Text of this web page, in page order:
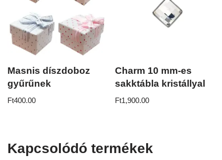
Masnis díszdoboz
gyűrűnek
Ft400.00
Charm 10 mm-es
sakktábla kristállyal
Ft1,900.00
Kapcsolódó termékek